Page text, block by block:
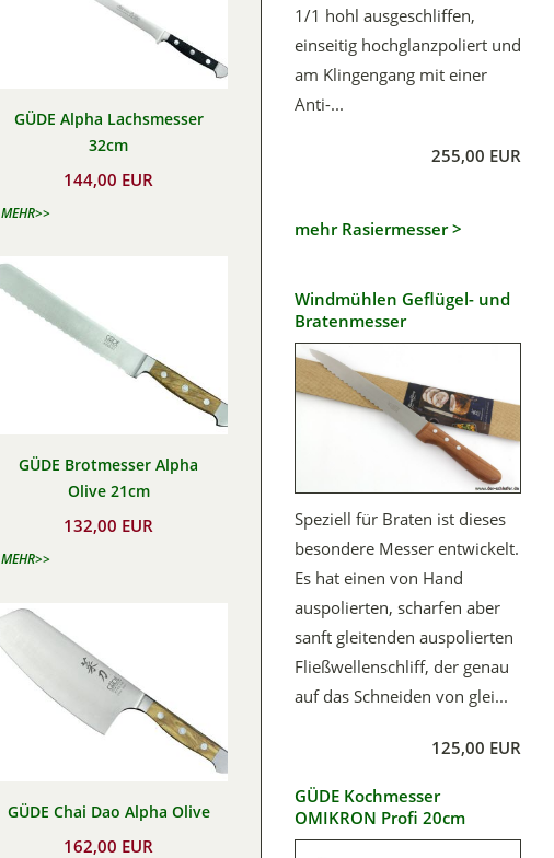
GÜDE Alpha Lachsmesser
32cm
144,00 EUR
MEHR>>
GÜDE Brotmesser Alpha
Olive 21cm
132,00 EUR
MEHR>>
GÜDE Chai Dao Alpha Olive
162,00 EUR
1/1 hohl ausgeschliffen,
einseitig hochglanzpoliert und
am Klingengang mit einer
Anti-...
255,00 EUR
mehr Rasiermesser >
Windmühlen Geflügel- und
Bratenmesser
Speziell für Braten ist dieses
besondere Messer entwickelt.
Es hat einen von Hand
auspolierten, scharfen aber
sanft gleitenden auspolierten
Fließwellenschliff, der genau
auf das Schneiden von glei...
125,00 EUR
GÜDE Kochmesser
OMIKRON Profi 20cm